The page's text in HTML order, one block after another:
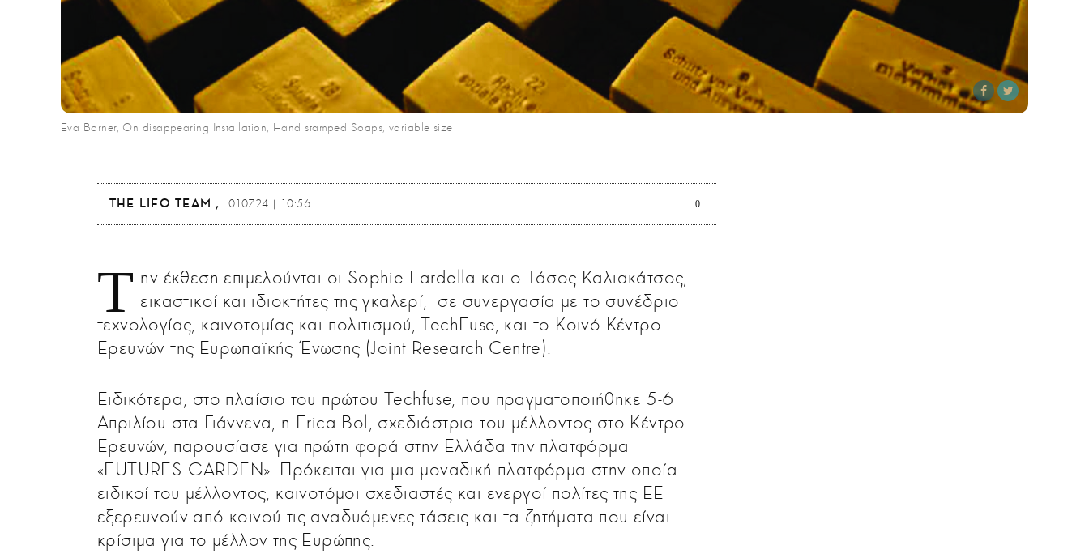
Eva Borner, On disappearing Installation, Hand stamped Soaps, variable size
THE LIFO TEAM 01.07.24 | 10:56 0
Τ ην έκθεση επιμελούνται οι Sophie Fardella και ο Τάσος Καλιακάτσος,
εικαστικοί και ιδιοκτήτες της γκαλερί, σε συνεργασία με το συνέδριο
τεχνολογίας, καινοτομίας και πολιτισμού, TechFuse, και το Κοινό Κέντρο
Ερευνών της Ευρωπαϊκής Ένωσης (Joint Research Centre).
Ειδικότερα, στo πλαίσιο του πρώτου Techfuse, που πραγματοποιήθηκε 5-6
Απριλίου στα Γιάννενα, η Erica Bol, σχεδιάστρια του μέλλοντος στο Κέντρο
Ερευνών, παρουσίασε για πρώτη φορά στην Ελλάδα την πλατφόρμα
«FUTURES GARDEN». Πρόκειται για μια μοναδική πλατφόρμα στην οποία
ειδικοί του μέλλοντος, καινοτόμοι σχεδιαστές και ενεργοί πολίτες της ΕΕ
εξερευνούν από κοινού τις αναδυόμενες τάσεις και τα ζητήματα που είναι
κρίσιμα για το μέλλον της Ευρώπης.